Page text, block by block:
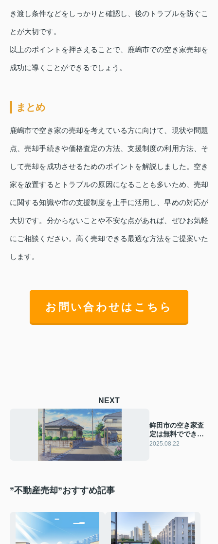
き渡し条件などをしっかりと確認し、後のトラブルを防ぐこ
とが大切です。
以上のポイントを押さえることで、鹿嶋市での空き家売却を
成功に導くことができるでしょう。
まとめ
鹿嶋市で空き家の売却を考えている方に向けて、現状や問題
点、売却手続きや価格査定の方法、支援制度の利用方法、そ
して売却を成功させるためのポイントを解説しました。空き
家を放置するとトラブルの原因になることも多いため、売却
に関する知識や市の支援制度を上手に活用し、早めの対応が
大切です。分からないことや不安な点があれば、ぜひお気軽
にご相談ください。高く売却できる最適な方法をご提案いた
します。
お問い合わせはこちら
NEXT
鉾田市の空き家査
定は無料ででき
る？売却時の流れ
2025.08.22
”不動産売却”おすすめ記事